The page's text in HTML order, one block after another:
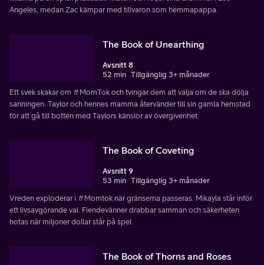
Angeles, medan Zac kämpar med tillvaron som hemmapappa.
The Book of Unearthing
Avsnitt 8
52 min Tillgänglig 3+ månader
Ett svek skakar om #MomTok och tvingar dem att välja om de ska dölja
sanningen. Taylor och hennes mamma återvänder till sin gamla hemstad
för att gå till botten med Taylors känslor av övergivenhet.
The Book of Coveting
Avsnitt 9
53 min Tillgänglig 3+ månader
Vreden exploderar i #Momtok när gränserna passeras. Mikayla står inför
ett livsavgörande val. Fiendevänner drabbar samman och säkerheten
hotas när miljoner dollar står på spel.
The Book of Thorns and Roses